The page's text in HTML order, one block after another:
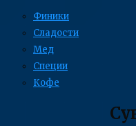
Финики
Сладости
Мед
Специи
Кофе